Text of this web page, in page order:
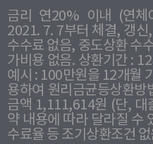
금리 연20% 이내 (연
2021. 7. 7부터 체결, 갱
수수료 없음, 중도상환 수
가비용 없음. 상환기간 :
예시 : 100만원을 12개월
용하여 원리금균등상환방
금액 1,111,614원 (단, 대
약 내용에 따라 달라질 수
수료율 등 조기상환조건